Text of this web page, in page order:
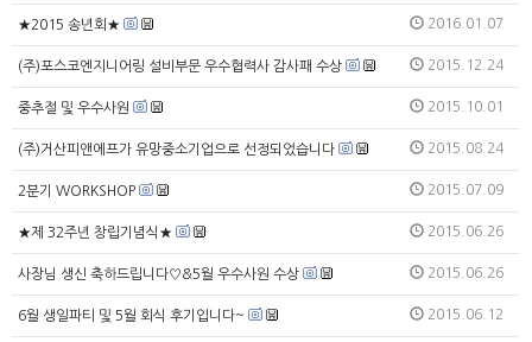
★2015 송년회★ 2016.01.07
(주)포스코엔지니어링 설비부문 우수협력사 감사패 수상 2015.12.24
중추절 및 우수사원 2015.10.01
(주)거산피앤에프가 유망중소기업으로 선정되었습니다 2015.08.24
2분기 WORKSHOP 2015.07.09
★제 32주년 창립기념식★ 2015.06.26
사장님 생신 축하드립니다♡&5월 우수사원 수상 2015.06.26
6월 생일파티 및 5월 회식 후기입니다~ 2015.06.12